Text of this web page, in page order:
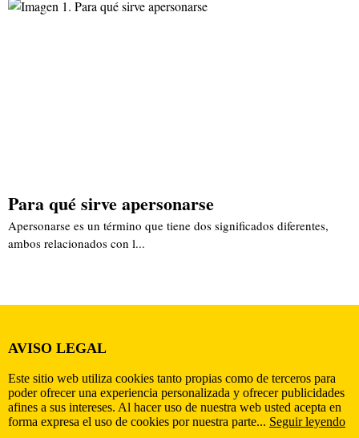
Para qué sirve apersonarse
Apersonarse es un término que tiene dos significados diferentes,
ambos relacionados con l...
AVISO LEGAL
Este sitio web utiliza cookies tanto propias como de terceros para
poder ofrecer una experiencia personalizada y ofrecer publicidades
afines a sus intereses. Al hacer uso de nuestra web usted acepta en
forma expresa el uso de cookies por nuestra parte... Seguir leyendo